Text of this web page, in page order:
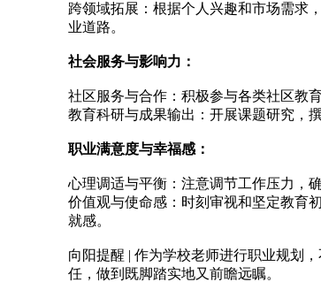
跨领域拓展：根据个人兴趣和市场需求
业道路。
社会服务与影响力：
社区服务与合作：积极参与各类社区教
教育科研与成果输出：开展课题研究，
职业满意度与幸福感：
心理调适与平衡：注意调节工作压力，
价值观与使命感：时刻审视和坚定教育
就感。
向阳提醒 | 作为学校老师进行职业规划
任，做到既脚踏实地又前瞻远瞩。